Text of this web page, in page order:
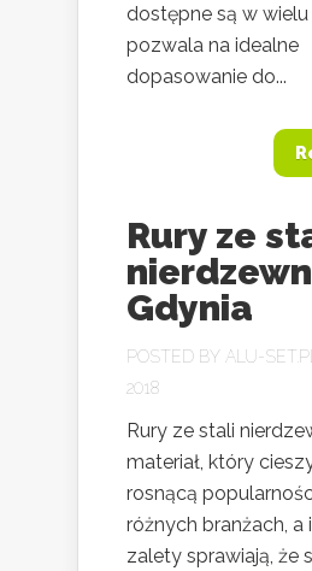
dostępne są w
pozwala na idealne
dopasowanie do...
Rury ze
Gdynia
POSTED BY ALU-SET.PL
2018
Rury ze stali
materiał, który
rosnącą
różnych branżach, a
zalety sprawiają, że